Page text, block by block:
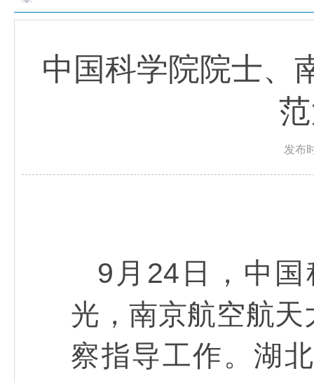
中国科学院院士、
发布
9月24日，中
光，南京航空航
察指导工作。湖